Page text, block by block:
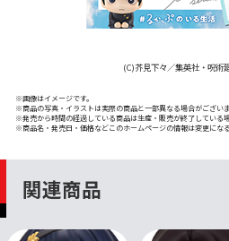
(C)芥見下々／集英社・呪術
※画像はイメージです。
※商品の写真・イラストは実際の商品と一部異なる場合がござい
※発売から時間の経過している商品は生産・販売が終了している
※商品名・発売日・価格などこのホームページの情報は変更にな
関連商品